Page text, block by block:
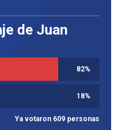
de Juan
82%
18%
Ya votaron 609 personas